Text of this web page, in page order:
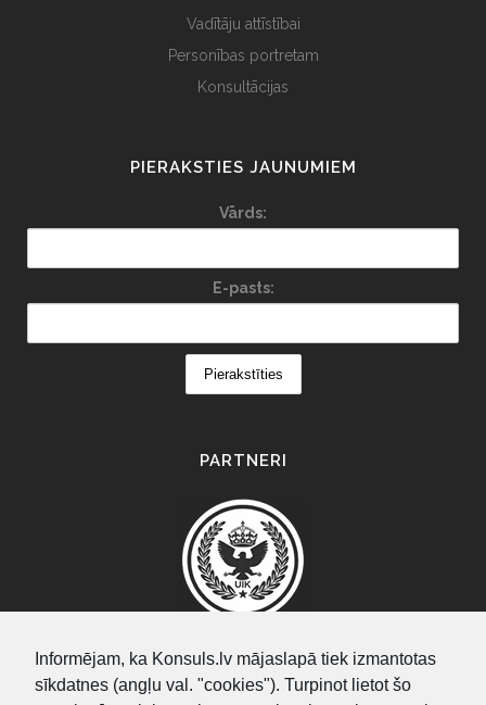
Informējam, ka Konsuls.lv mājaslapā tiek izmantotas
sīkdatnes (angļu val. "cookies"). Turpinot lietot šo
Vadītāju attīstībai
Personības portretam
Konsultācijas
PIERAKSTIES JAUNUMIEM
Vārds:
E-pasts:
PARTNERI
SEARCH